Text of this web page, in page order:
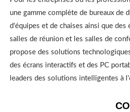
une gamme complète de bureaux de
d'équipes et de chaises ainsi que des
salles de réunion et les salles de
propose des solutions
des écrans interactifs et des PC
leaders des solutions intelligentes à